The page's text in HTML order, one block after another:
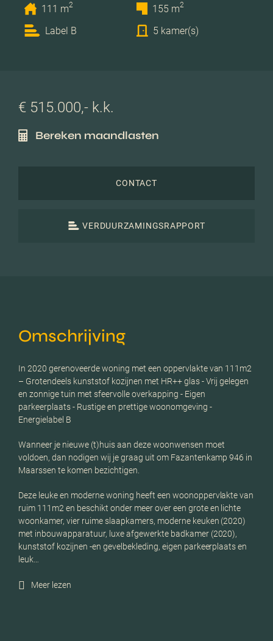
111 m2 155 m2
Label B 5 kamer(s)
€ 515.000,- k.k.
Bereken maandlasten
CONTACT
VERDUURZAMINGSRAPPORT
Omschrijving
In 2020 gerenoveerde woning met een oppervlakte van 111m2
– Grotendeels kunststof kozijnen met HR++ glas - Vrij gelegen
en zonnige tuin met sfeervolle overkapping - Eigen
parkeerplaats - Rustige en prettige woonomgeving -
Energielabel B
Wanneer je nieuwe (t)huis aan deze woonwensen moet
voldoen, dan nodigen wij je graag uit om Fazantenkamp 946 in
Maarssen te komen bezichtigen.
Deze leuke en moderne woning heeft een woonoppervlakte van
ruim 111m2 en beschikt onder meer over een grote en lichte
woonkamer, vier ruime slaapkamers, moderne keuken (2020)
met inbouwapparatuur, luxe afgewerkte badkamer (2020),
kunststof kozijnen -en gevelbekleding, eigen parkeerplaats en
leuk…
Meer lezen